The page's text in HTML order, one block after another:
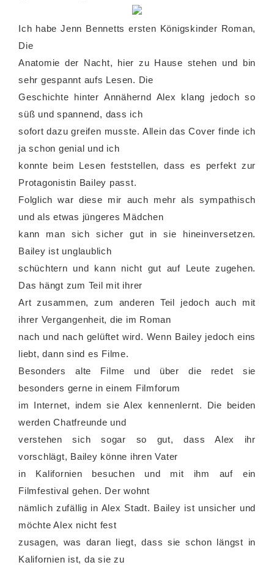
Ich habe Jenn Bennetts ersten Königskinder Roman,
Die
Anatomie der Nacht, hier zu Hause stehen und bin
sehr gespannt aufs Lesen. Die
Geschichte hinter Annähernd Alex klang jedoch so
süß und spannend, dass ich
sofort dazu greifen musste. Allein das Cover finde ich
ja schon genial und ich
konnte beim Lesen feststellen, dass es perfekt zur
Protagonistin Bailey passt.
Folglich war diese mir auch mehr als sympathisch
und als etwas jüngeres Mädchen
kann man sich sicher gut in sie hineinversetzen.
Bailey ist unglaublich
schüchtern und kann nicht gut auf Leute zugehen.
Das hängt zum Teil mit ihrer
Art zusammen, zum anderen Teil jedoch auch mit
ihrer Vergangenheit, die im Roman
nach und nach gelüftet wird. Wenn Bailey jedoch eins
liebt, dann sind es Filme.
Besonders alte Filme und über die redet sie
besonders gerne in einem Filmforum
im Internet, indem sie Alex kennenlernt. Die beiden
werden Chatfreunde und
verstehen sich sogar so gut, dass Alex ihr
vorschlägt, Bailey könne ihren Vater
in Kalifornien besuchen und mit ihm auf ein
Filmfestival gehen. Der wohnt
nämlich zufällig in Alex Stadt. Bailey ist unsicher und
möchte Alex nicht fest
zusagen, was daran liegt, dass sie schon längst in
Kalifornien ist, da sie zu